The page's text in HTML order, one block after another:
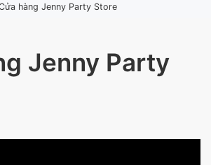
hàng Jenny Party Store
Jenny Party